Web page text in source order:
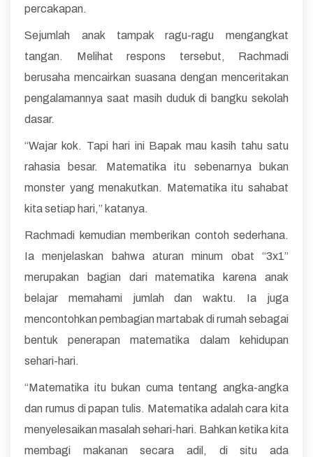
percakapan.
Sejumlah anak tampak ragu-ragu mengangkat
tangan. Melihat respons tersebut, Rachmadi
berusaha mencairkan suasana dengan menceritakan
pengalamannya saat masih duduk di bangku sekolah
dasar.
“Wajar kok. Tapi hari ini Bapak mau kasih tahu satu
rahasia besar. Matematika itu sebenarnya bukan
monster yang menakutkan. Matematika itu sahabat
kita setiap hari,” katanya.
Rachmadi kemudian memberikan contoh sederhana.
Ia menjelaskan bahwa aturan minum obat “3x1”
merupakan bagian dari matematika karena anak
belajar memahami jumlah dan waktu. Ia juga
mencontohkan pembagian martabak di rumah sebagai
bentuk penerapan matematika dalam kehidupan
sehari-hari.
“Matematika itu bukan cuma tentang angka-angka
dan rumus di papan tulis. Matematika adalah cara kita
menyelesaikan masalah sehari-hari. Bahkan ketika kita
membagi makanan secara adil, di situ ada